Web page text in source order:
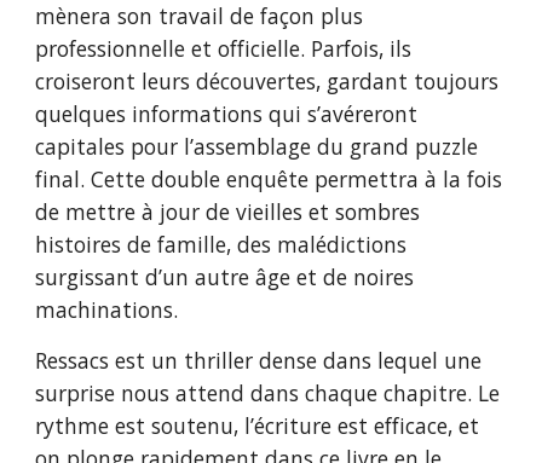
mènera son travail de façon plus
professionnelle et officielle. Parfois, ils
croiseront leurs découvertes, gardant toujours
quelques informations qui s’avéreront
capitales pour l’assemblage du grand puzzle
final. Cette double enquête permettra à la fois
de mettre à jour de vieilles et sombres
histoires de famille, des malédictions
surgissant d’un autre âge et de noires
machinations.
Ressacs est un thriller dense dans lequel une
surprise nous attend dans chaque chapitre. Le
rythme est soutenu, l’écriture est efficace, et